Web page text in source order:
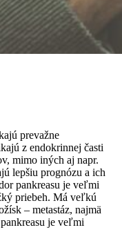
prevažne
z endokrinnej časti
mimo iných aj napr.
lepšiu prognózu a ich
pankreasu je veľmi
priebeh. Má veľkú
– metastáz, najmä
je veľmi